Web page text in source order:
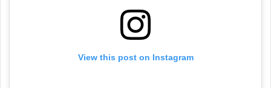
View this post on Instagram